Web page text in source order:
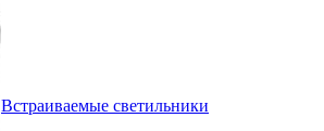
Встраиваемые светильники